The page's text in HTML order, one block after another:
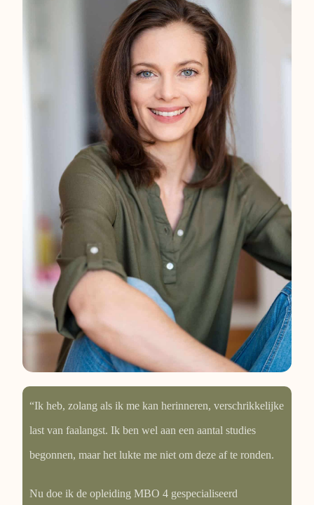
“Ik heb, zolang als ik me kan herinneren, verschrikkelijke
last van faalangst. Ik ben wel aan een aantal studies
begonnen, maar het lukte me niet om deze af te ronden.
Nu doe ik de opleiding MBO 4 gespecialiseerd